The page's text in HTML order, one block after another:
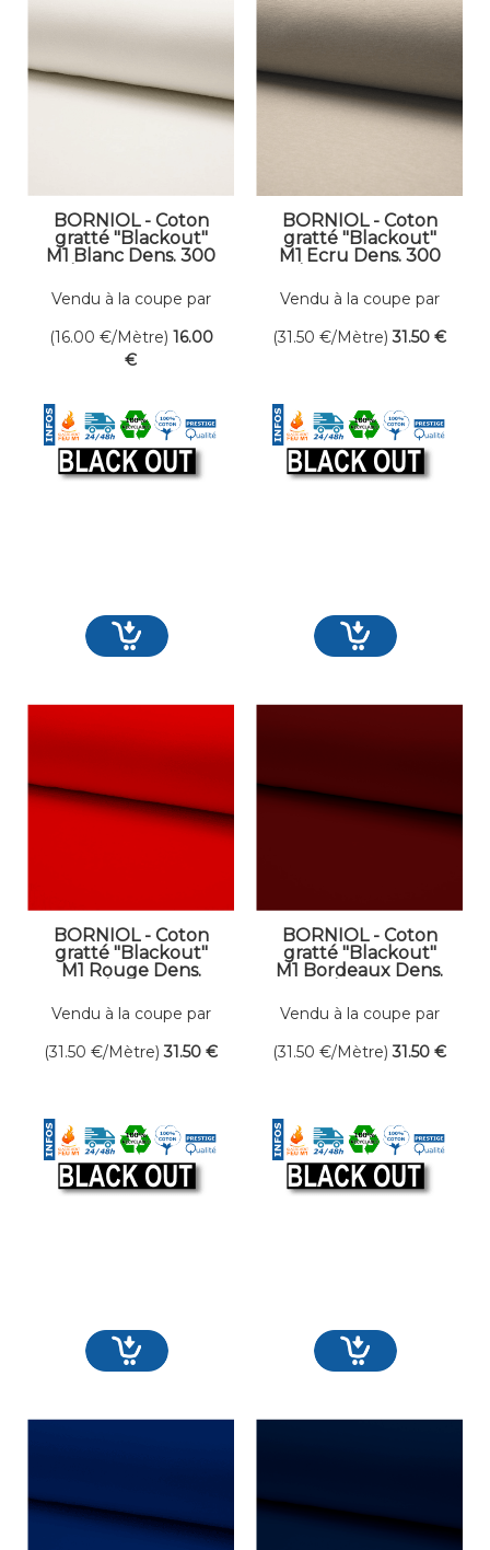
BORNIOL - Coton
gratté "Blackout"
M1 Blanc Dens. 300
Occultant
Vendu à la coupe par
(16.00 €/Mètre) 16.00
€
BORNIOL - Coton
gratté "Blackout"
M1 Ecru Dens. 300
Occultant
Vendu à la coupe par
(31.50 €/Mètre) 31.50 €
BORNIOL - Coton
gratté "Blackout"
M1 Rouge Dens.
cm Occultant
Vendu à la coupe par
(31.50 €/Mètre) 31.50 €
BORNIOL - Coton
gratté "Blackout"
M1 Bordeaux Dens.
cm Occultant
Vendu à la coupe par
(31.50 €/Mètre) 31.50 €